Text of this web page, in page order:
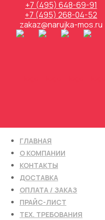
+7 (495) 648-69-91
+7 (495) 268-04-52
zakaz@narujka-mos.ru
ГЛАВНАЯ
О КОМПАНИИ
КОНТАКТЫ
ДОСТАВКА
ОПЛАТА / ЗАКАЗ
ПРАЙС-ЛИСТ
ТЕХ. ТРЕБОВАНИЯ